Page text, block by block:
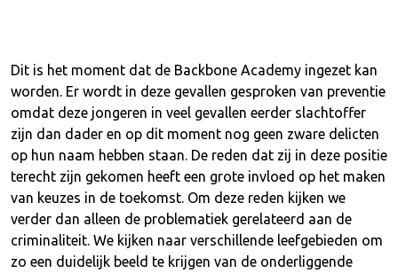
Dit is het moment dat de Backbone Academy ingezet kan
worden. Er wordt in deze gevallen gesproken van preventie
omdat deze jongeren in veel gevallen eerder slachtoffer
zijn dan dader en op dit moment nog geen zware delicten
op hun naam hebben staan. De reden dat zij in deze positie
terecht zijn gekomen heeft een grote invloed op het maken
van keuzes in de toekomst. Om deze reden kijken we
verder dan alleen de problematiek gerelateerd aan de
criminaliteit. We kijken naar verschillende leefgebieden om
zo een duidelijk beeld te krijgen van de onderliggende